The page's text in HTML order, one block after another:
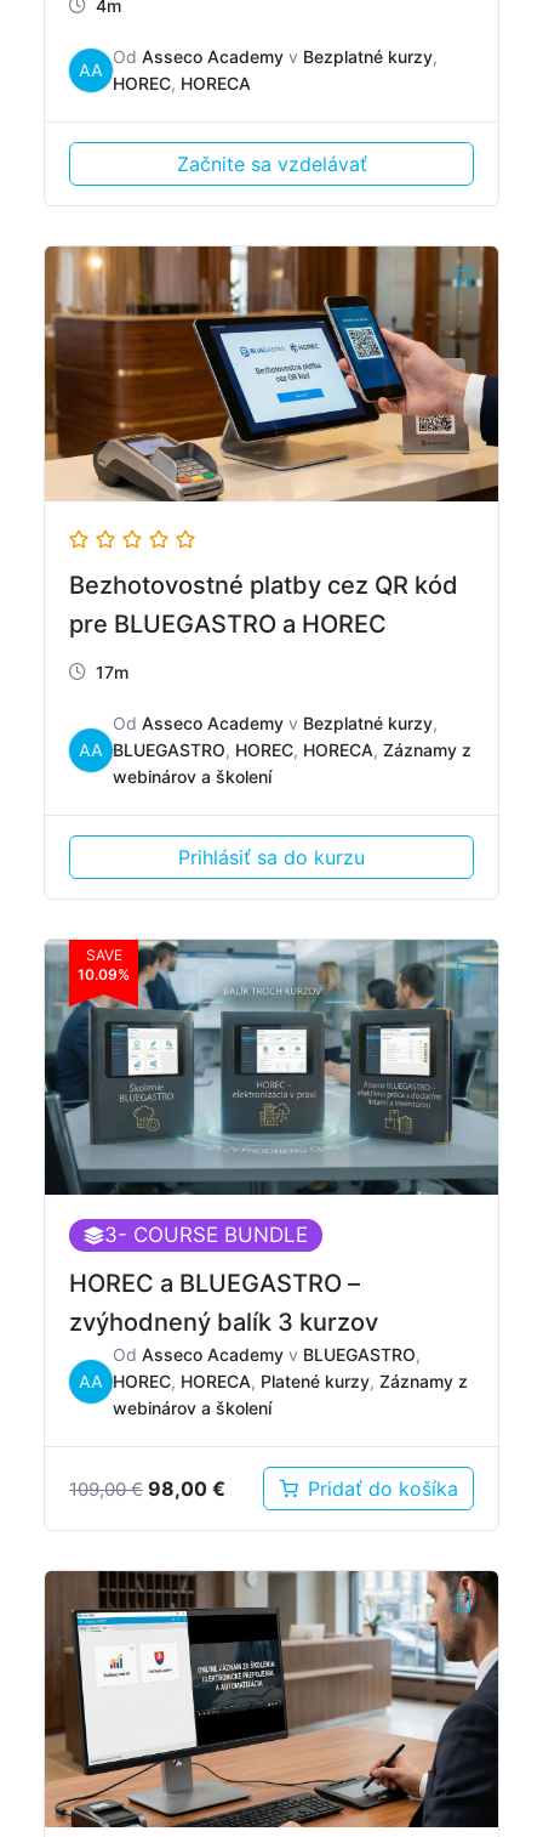
4m
AA
Od Asseco Academy v Bezplatné kurzy,
HOREC, HORECA
Začnite sa vzdelávať
Bezhotovostné platby cez QR kód
pre BLUEGASTRO a HOREC
17m
AA
Od Asseco Academy v Bezplatné kurzy,
BLUEGASTRO, HOREC, HORECA, Záznamy z
webinárov a školení
Prihlásiť sa do kurzu
SAVE
10.09%
3- COURSE BUNDLE
HOREC a BLUEGASTRO –
zvýhodnený balík 3 kurzov
AA
Od Asseco Academy v BLUEGASTRO,
HOREC, HORECA, Platené kurzy, Záznamy z
webinárov a školení
109,00€ Pôvodná
109,00 €.
98,00 € Aktuálna
cena
98,00 €.
Pridať do košíka